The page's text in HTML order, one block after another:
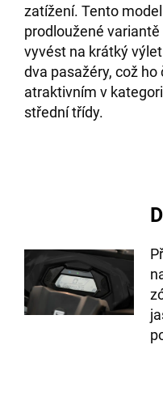
zatížení. Tento
prodloužené
vyvést na krátký
dva pasažéry, což ho
atraktivním v
střední třídy.